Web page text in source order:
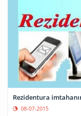
08-07-2015